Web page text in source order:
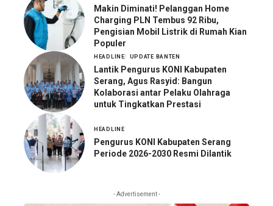
Makin Diminati! Pelanggan Home
Charging PLN Tembus 92 Ribu,
Pengisian Mobil Listrik di Rumah Kian
Populer
HEADLINE UPDATE BANTEN
Lantik Pengurus KONI Kabupaten
Serang, Agus Rasyid: Bangun
Kolaborasi antar Pelaku Olahraga
untuk Tingkatkan Prestasi
HEADLINE
Pengurus KONI Kabupaten Serang
Periode 2026-2030 Resmi Dilantik
- Advertisement -